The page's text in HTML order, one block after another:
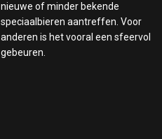
nieuwe of minder bekende
speciaalbieren aantreffen. Voor
anderen is het vooral een sfeervol
gebeuren.